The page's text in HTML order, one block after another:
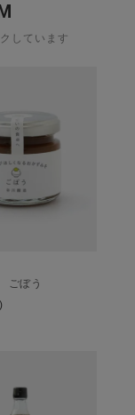
しています
ごぼう